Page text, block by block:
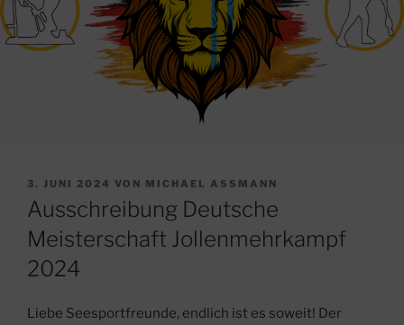
VERÖFFENTLICHT
AM
3. JUNI 2024 VON MICHAEL ASSMANN
Ausschreibung Deutsche
Meisterschaft Jollenmehrkampf
2024
Liebe Seesportfreunde, endlich ist es soweit! Der